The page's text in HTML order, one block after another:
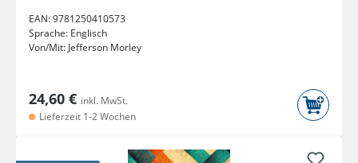
EAN:9781250410573
Sprache: Englisch
Von/Mit: Jefferson Morley
24,60 € inkl. MwSt.
Lieferzeit 1-2 Wochen